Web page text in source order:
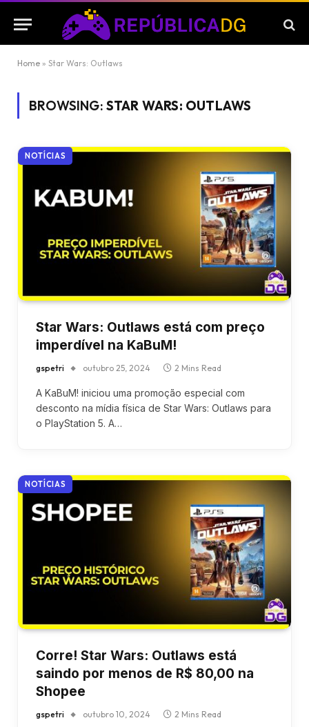
Home » Star Wars: Outlaws
BROWSING: STAR WARS: OUTLAWS
NOTÍCIAS
Star Wars: Outlaws está com preço
imperdível na KaBuM!
gspetri outubro 25, 2024 2 Mins Read
A KaBuM! iniciou uma promoção especial com
desconto na mídia física de Star Wars: Outlaws para
o PlayStation 5. A…
NOTÍCIAS
Corre! Star Wars: Outlaws está
saindo por menos de R$ 80,00 na
Shopee
gspetri outubro 10, 2024 2 Mins Read